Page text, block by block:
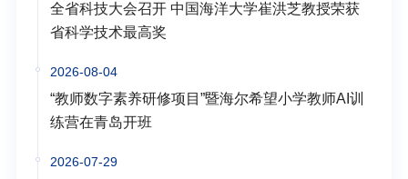
全省科技大会召开 中国海洋大学崔洪芝教授荣获
省科学技术最高奖
2026-08-04
“教师数字素养研修项目”暨海尔希望小学教师AI训
练营在青岛开班
2026-07-29